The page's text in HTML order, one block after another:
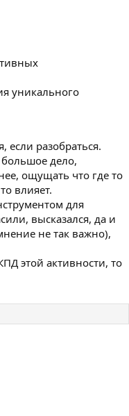
уникального
если разобраться.
дело,
ощущать что где то
влияет.
для
высказался, да и
не так важно),
этой активности, то